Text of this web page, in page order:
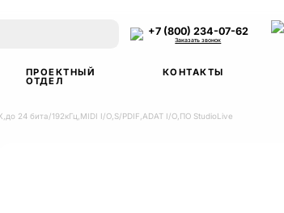
+7 (800) 234-07-62
Заказать звонок
ПРОЕКТНЫЙ
ОТДЕЛ
КОНТАКТЫ
24 бита/192кГц,MIDI I/O,S/PDIF,ADAT I/O,ПО StudioLive